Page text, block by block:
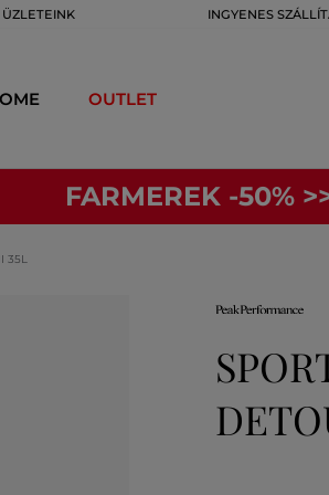
ÜZLETEINK INGYENES
OUTLET
FARMEREK -50%
35L